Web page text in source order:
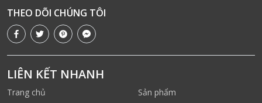
THEO DÕI CHÚNG TÔI
LIÊN KẾT NHANH
Trang chủ
Sản phẩm